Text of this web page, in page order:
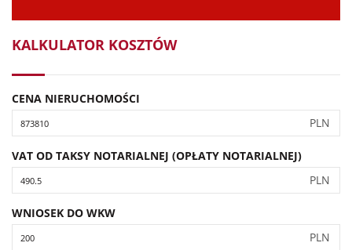
KALKULATOR KOSZTÓW
CENA NIERUCHOMOŚCI
PLN
VAT OD TAKSY NOTARIALNEJ (OPŁATY NOTARIALNEJ)
PLN
WNIOSEK DO WKW
PLN